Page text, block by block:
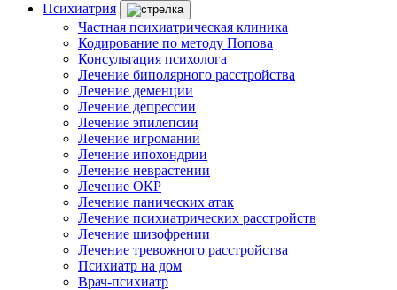
Психиатрия
Частная психиатрическая клиника
Кодирование по методу Попова
Консультация психолога
Лечение биполярного расстройства
Лечение деменции
Лечение депрессии
Лечение эпилепсии
Лечение игромании
Лечение ипохондрии
Лечение неврастении
Лечение ОКР
Лечение панических атак
Лечение психиатрических расстройств
Лечение шизофрении
Лечение тревожного расстройства
Психиатр на дом
Врач-психиатр